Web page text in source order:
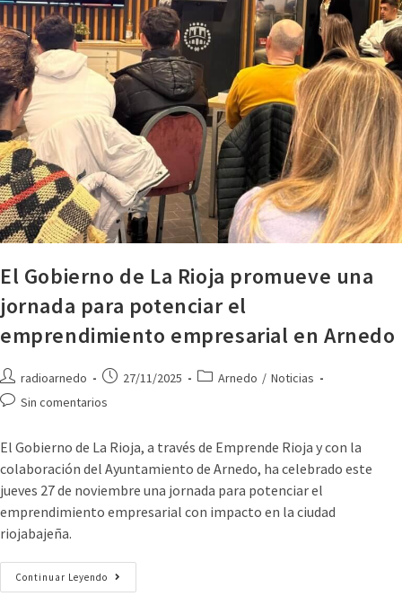
El Gobierno de La Rioja promueve una
jornada para potenciar el
emprendimiento empresarial en Arnedo
radioarnedo 27/11/2025 Arnedo / Noticias
Sin comentarios
El Gobierno de La Rioja, a través de Emprende Rioja y con la
colaboración del Ayuntamiento de Arnedo, ha celebrado este
jueves 27 de noviembre una jornada para potenciar el
emprendimiento empresarial con impacto en la ciudad
riojabajeña.
Continuar Leyendo